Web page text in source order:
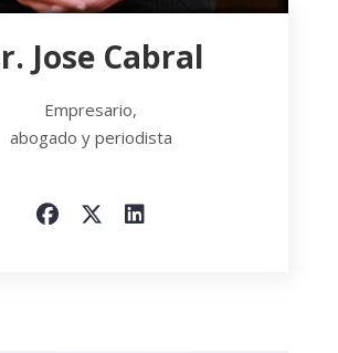
Jose Cabral
Empresario,
abogado y periodista